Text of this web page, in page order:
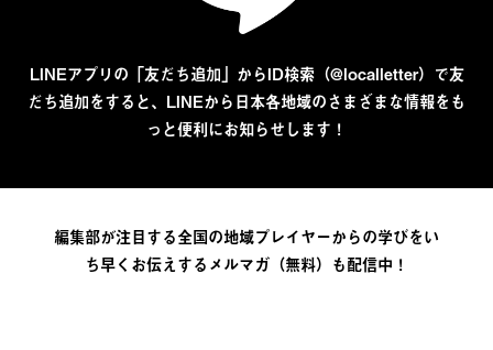
LINEアプリの「友だち追加」からID検索（@localletter）で友
だち追加をすると、LINEから日本各地域のさまざまな情報をも
っと便利にお知らせします！
編集部が注目する全国の地域プレイヤーからの学びをい
ち早くお伝えするメルマガ（無料）も配信中！